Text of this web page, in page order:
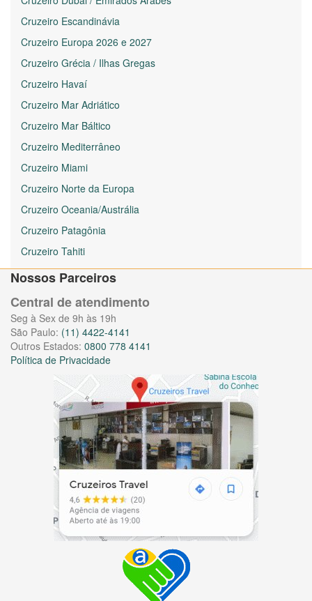
Cruzeiro Escandinávia
Cruzeiro Europa 2026 e 2027
Cruzeiro Grécia / Ilhas Gregas
Cruzeiro Havaí
Cruzeiro Mar Adriático
Cruzeiro Mar Báltico
Cruzeiro Mediterrâneo
Cruzeiro Miami
Cruzeiro Norte da Europa
Cruzeiro Oceania/Austrália
Cruzeiro Patagônia
Cruzeiro Tahiti
Nossos Parceiros
Central de atendimento
Seg à Sex de 9h às 19h
São Paulo: (11) 4422-4141
Outros Estados: 0800 778 4141
Política de Privacidade